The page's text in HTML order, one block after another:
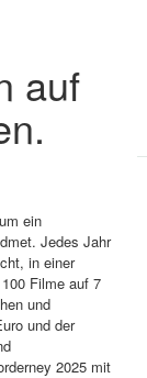
auf
ein
Jedes Jahr
in einer
Filme auf 7
und
und der
2025 mit